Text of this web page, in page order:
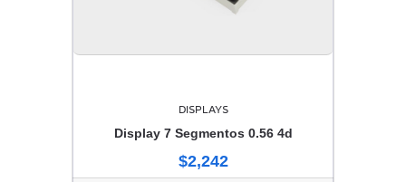
DISPLAYS
Display 7 Segmentos 0.56 4d
$2,242